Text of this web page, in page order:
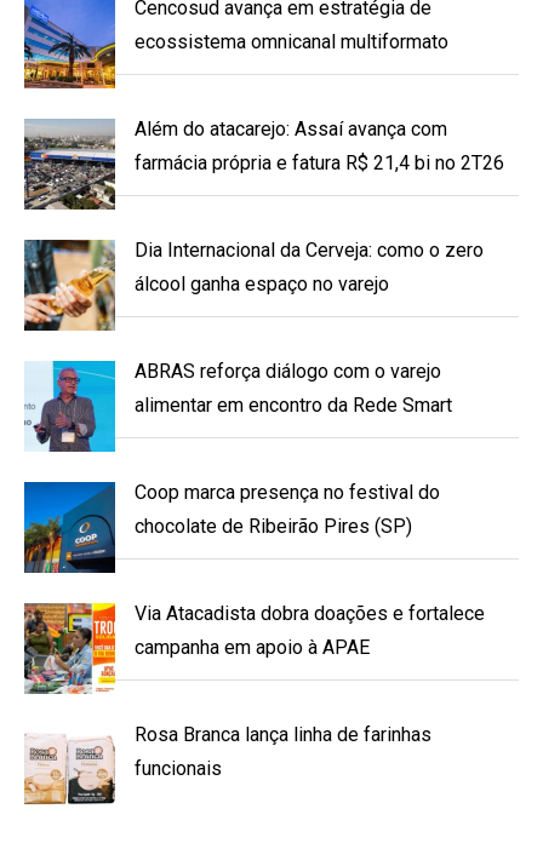
Cencosud avança em estratégia de
ecossistema omnicanal multiformato
Além do atacarejo: Assaí avança com
farmácia própria e fatura R$ 21,4 bi no 2T26
Dia Internacional da Cerveja: como o zero
álcool ganha espaço no varejo
ABRAS reforça diálogo com o varejo
alimentar em encontro da Rede Smart
Coop marca presença no festival do
chocolate de Ribeirão Pires (SP)
Via Atacadista dobra doações e fortalece
campanha em apoio à APAE
Rosa Branca lança linha de farinhas
funcionais